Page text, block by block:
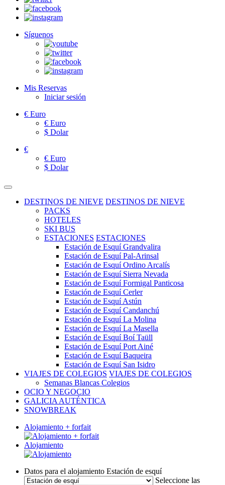
Síguenos
Mis Reservas
Iniciar sesión
€ Euro
€ Euro
$ Dolar
€
€ Euro
$ Dolar
DESTINOS DE NIEVE DESTINOS DE NIEVE
PACKS
HOTELES
SKI BUS
ESTACIONES ESTACIONES
Estación de Esquí Grandvalira
Estación de Esquí Pal-Arinsal
Estación de Esquí Ordino Arcalís
Estación de Esquí Sierra Nevada
Estación de Esquí Formigal Panticosa
Estación de Esquí Cerler
Estación de Esquí Astún
Estación de Esquí Candanchú
Estación de Esquí La Molina
Estación de Esquí La Masella
Estación de Esquí Boí Taüll
Estación de Esquí Port Ainé
Estación de Esquí Baqueira
Estación de Esquí San Isidro
VIAJES DE COLEGIOS VIAJES DE COLEGIOS
Semanas Blancas Colegios
OCIO Y NEGOCIO
GALICIA AUTÉNTICA
SNOWBREAK
Alojamiento + forfait
Alojamiento
Datos para el alojamiento Estación de esquí
Seleccione las